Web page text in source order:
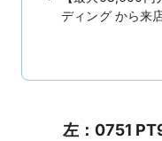
ディング から来
左：0751